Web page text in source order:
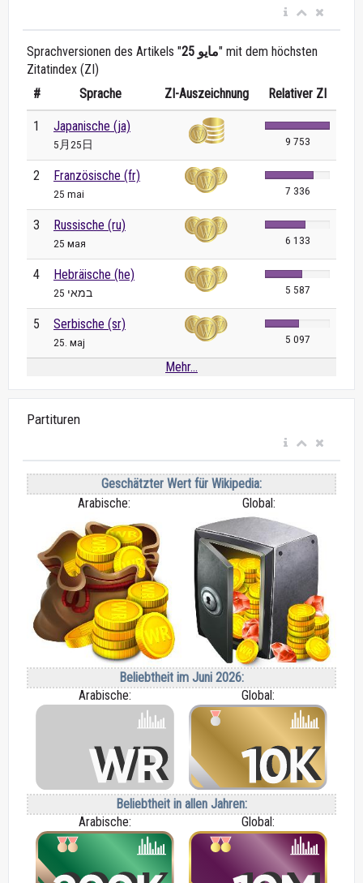
Sprachversionen des Artikels " 25 مايو" mit dem höchsten
Zitatindex (ZI)
#
Sprache ZI-Auszeichnung Relativer ZI
1 Japanische (ja)
5月25日 9 753
2 Französische (fr)
25 mai 7 336
3 Russische (ru)
25 мая 6 133
4 Hebräische (he)
25 במאי 5 587
5 Serbische (sr)
25. мај 5 097
Mehr...
Partituren
Geschätzter Wert für Wikipedia:
Arabische:
Global:
Beliebtheit im Juni 2026:
Arabische:
Global:
Beliebtheit in allen Jahren:
Arabische:
Global: